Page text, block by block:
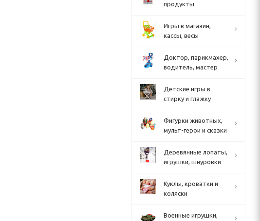
продукты
Игры в магазин,
кассы, весы
Доктор, парикмахер,
водитель, мастер
Детские игры в
стирку и глажку
Фигурки животных,
мульт-герои и сказки
Деревянные лопаты,
игрушки, шнуровки
Куклы, кроватки и
коляски
Военные игрушки,